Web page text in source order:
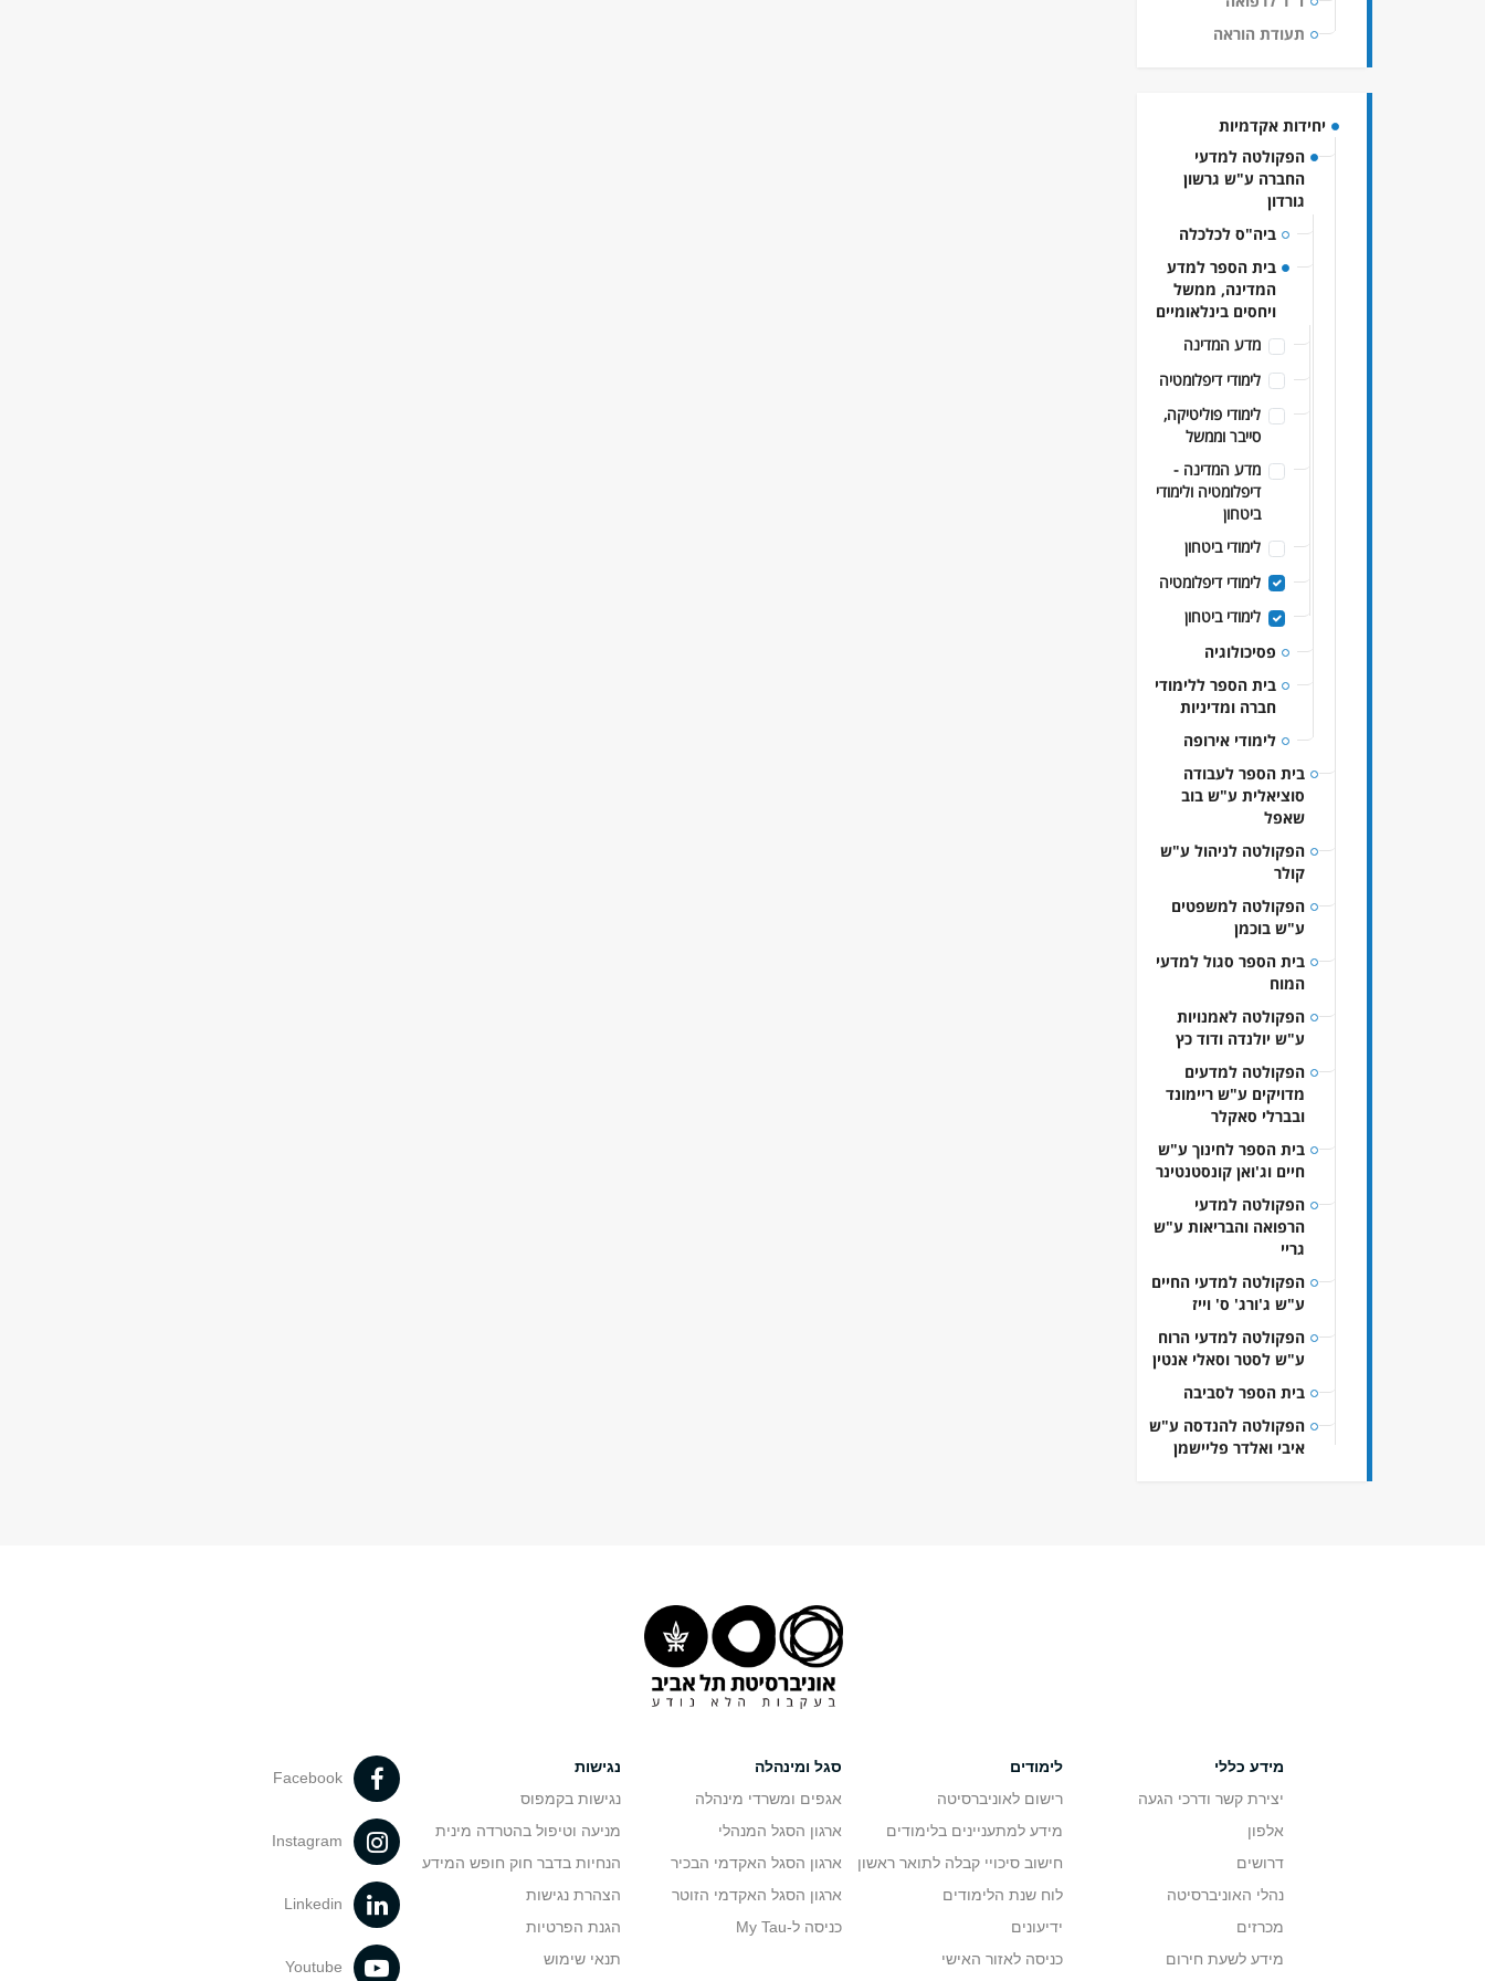
תעודת הוראה
יחידות אקדמיות
הפקולטה למדעי
החברה ע"ש גרשון
גורדון
ביה"ס לכלכלה
בית הספר למדע
המדינה, ממשל
ויחסים בינלאומיים
מדע המדינה
לימודי דיפלומטיה
לימודי פוליטיקה,
סייבר וממשל
מדע המדינה -
דיפלומטיה ולימודי
ביטחון
לימודי ביטחון
לימודי דיפלומטיה
לימודי ביטחון
פסיכולוגיה
בית הספר ללימודי
חברה ומדיניות
לימודי אירופה
בית הספר לעבודה
סוציאלית ע"ש בוב
שאפל
הפקולטה לניהול ע"ש
קולר
הפקולטה למשפטים
ע"ש בוכמן
בית הספר סגול למדעי
המוח
הפקולטה לאמנויות
ע"ש יולנדה ודוד כץ
הפקולטה למדעים
מדויקים ע"ש ריימונד
ובברלי סאקלר
בית הספר לחינוך ע"ש
חיים וג'ואן קונסטנטינר
הפקולטה למדעי
הרפואה והבריאות ע"ש
גריי
הפקולטה למדעי החיים
ע"ש ג'ורג' ס' וייז
הפקולטה למדעי הרוח
ע"ש לסטר וסאלי אנטין
בית הספר לסביבה
הפקולטה להנדסה ע"ש
איבי ואלדר פליישמן
מידע כללי
יצירת קשר ודרכי הגעה
אלפון
דרושים
נהלי האוניברסיטה
מכרזים
מידע לשעת חירום
לימודים
רישום לאוניברסיטה
מידע למתעניינים בלימודים
חישוב סיכויי קבלה לתואר ראשון
לוח שנת הלימודים
ידיעונים
כניסה לאזור האישי
סגל ומינהלה
אגפים ומשרדי מינהלה
ארגון הסגל המנהלי
ארגון הסגל האקדמי הבכיר
ארגון הסגל האקדמי הזוטר
כניסה ל-My Tau
נגישות
נגישות בקמפוס
מניעה וטיפול בהטרדה מינית
הנחיות בדבר חוק חופש המידע
הצהרת נגישות
הגנת הפרטיות
תנאי שימוש
Facebook
Instagram
Linkedin
Youtube